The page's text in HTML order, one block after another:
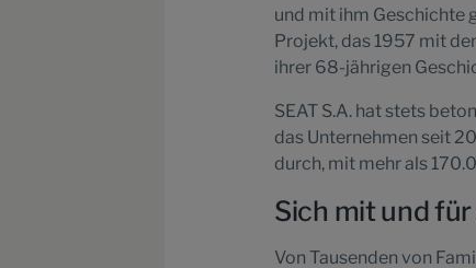
und mit ihm Geschichte
Projekt, das 1957 mit
ihrer 68-jährigen
SEAT S.A. hat stets
das Unternehmen seit
durch, mit mehr als
Sich mit und
Von Tausenden von